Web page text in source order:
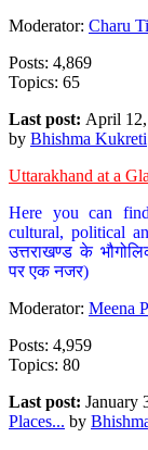
Moderator: Charu
Posts: 4,869
Topics: 65
Last post: April
by Bhishma Kukreti
Uttarakhand at a
Here you can
cultural, political
उत्तराखण्ड के
पर एक नजर)
Moderator: Meena
Posts: 4,959
Topics: 80
Last post: January
Places... by